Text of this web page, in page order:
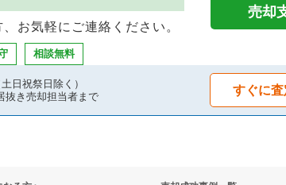
案件一覧
一覧
件の案件一覧
却物件の案件一覧
お気軽にご連絡ください。
相談無料
売却
日祝祭日除く）
き売却担当者まで
すぐに